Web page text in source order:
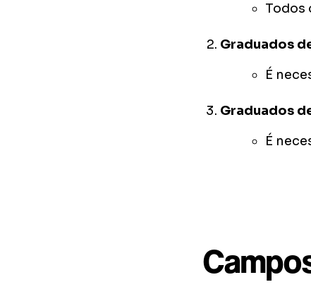
Todos
Graduados
É
Graduados
É